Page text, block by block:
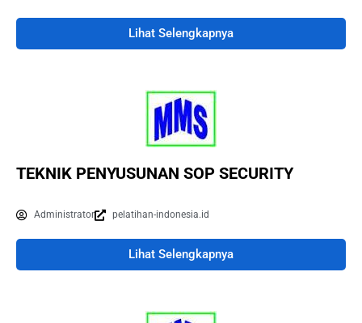
Lihat Selengkapnya
TEKNIK PENYUSUNAN SOP SECURITY
Administrator pelatihan-indonesia.id
Lihat Selengkapnya